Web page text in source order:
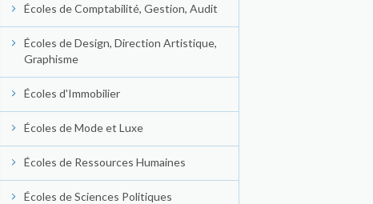
Écoles de Comptabilité, Gestion, Audit
Écoles de Design, Direction Artistique,
Graphisme
Écoles d'Immobilier
Écoles de Mode et Luxe
Écoles de Ressources Humaines
Écoles de Sciences Politiques